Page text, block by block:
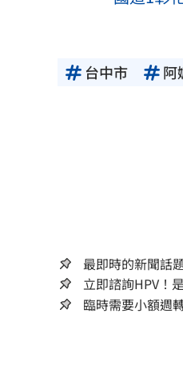
台中市 阿
最即時的新聞話
立即諮詢HPV！
臨時需要小額週